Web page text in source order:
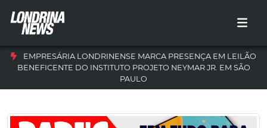
EMPRESÁRIA LONDRINENSE MARCA PRESENÇA EM LEILÃO
BENEFICENTE DO INSTITUTO PROJETO NEYMAR JR. EM SÃO
PAULO